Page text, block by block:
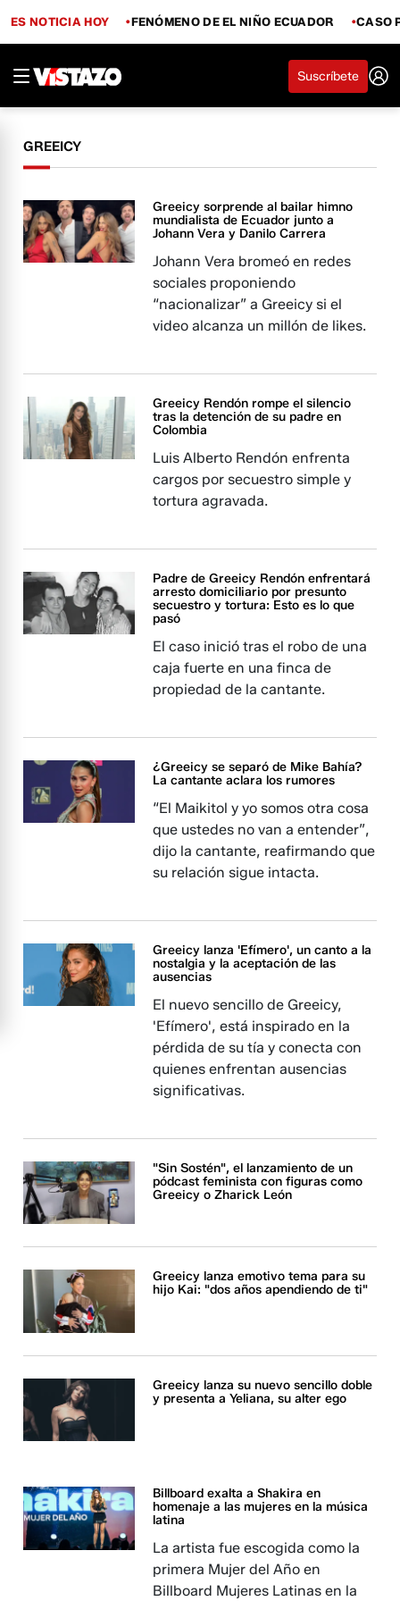
ES NOTICIA HOY FENÓMENO DE EL NIÑO ECUADOR CASO
Suscríbete
GREEICY
Greeicy sorprende al bailar himno
mundialista de Ecuador junto a
Johann Vera y Danilo Carrera
Johann Vera bromeó en redes
sociales proponiendo
“nacionalizar” a Greeicy si el
video alcanza un millón de likes.
Greeicy Rendón rompe el silencio
tras la detención de su padre en
Colombia
Luis Alberto Rendón enfrenta
cargos por secuestro simple y
tortura agravada.
Padre de Greeicy Rendón enfrentará
arresto domiciliario por presunto
secuestro y tortura: Esto es lo que
pasó
El caso inició tras el robo de una
caja fuerte en una finca de
propiedad de la cantante.
¿Greeicy se separó de Mike Bahía?
La cantante aclara los rumores
“El Maikitol y yo somos otra cosa
que ustedes no van a entender”,
dijo la cantante, reafirmando que
su relación sigue intacta.
Greeicy lanza 'Efímero', un canto a la
nostalgia y la aceptación de las
ausencias
El nuevo sencillo de Greeicy,
'Efímero', está inspirado en la
pérdida de su tía y conecta con
quienes enfrentan ausencias
significativas.
"Sin Sostén", el lanzamiento de un
pódcast feminista con figuras como
Greeicy o Zharick León
Greeicy lanza emotivo tema para su
hijo Kai: "dos años apendiendo de ti"
Greeicy lanza su nuevo sencillo doble
y presenta a Yeliana, su alter ego
Billboard exalta a Shakira en
homenaje a las mujeres en la música
latina
La artista fue escogida como la
primera Mujer del Año en
Billboard Mujeres Latinas en la